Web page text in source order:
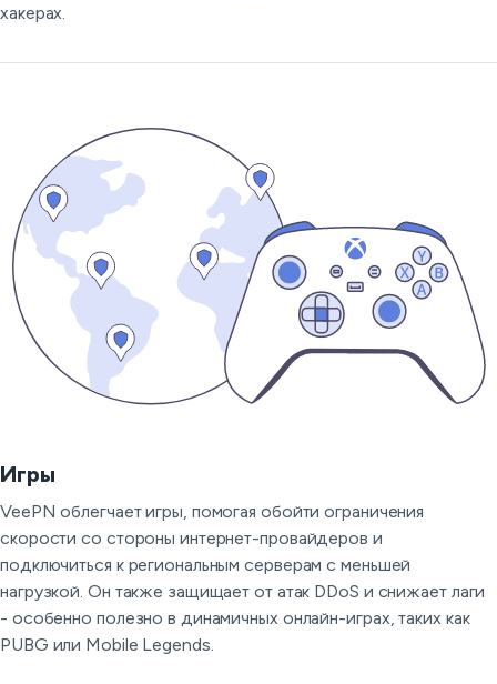
хакерах.
Игры
VeePN облегчает игры, помогая обойти ограничения
скорости со стороны интернет-провайдеров и
подключиться к региональным серверам с меньшей
нагрузкой. Он также защищает от атак DDoS и снижает лаги
- особенно полезно в динамичных онлайн-играх, таких как
PUBG или Mobile Legends.